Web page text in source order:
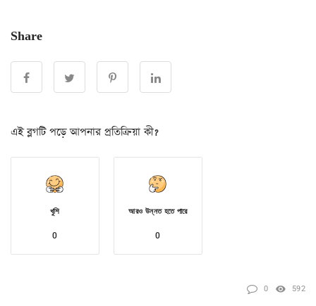
Share
এই ব্লগটি পড়ে আপনার প্রতিক্রিয়া কী?
খুশি
0
আরও উন্নত হতে পারে
0
0 592